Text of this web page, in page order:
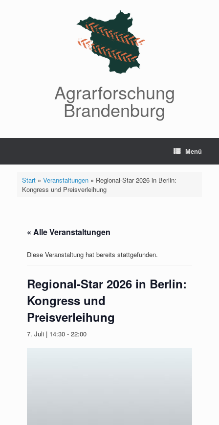
Agrarforschung
Brandenburg
Menü
Start» Veranstaltungen» Regional-Star 2026 in Berlin:
Kongress und Preisverleihung
« Alle Veranstaltungen
Diese Veranstaltung hat bereits stattgefunden.
Regional-Star 2026 in Berlin:
Kongress und
Preisverleihung
7. Juli | 14:30 - 22:00